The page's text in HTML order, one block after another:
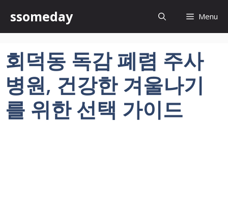
츠
건
너
ssomeday Menu
회덕동 독감 폐렴 주사
병원, 건강한 겨울나기
를 위한 선택 가이드